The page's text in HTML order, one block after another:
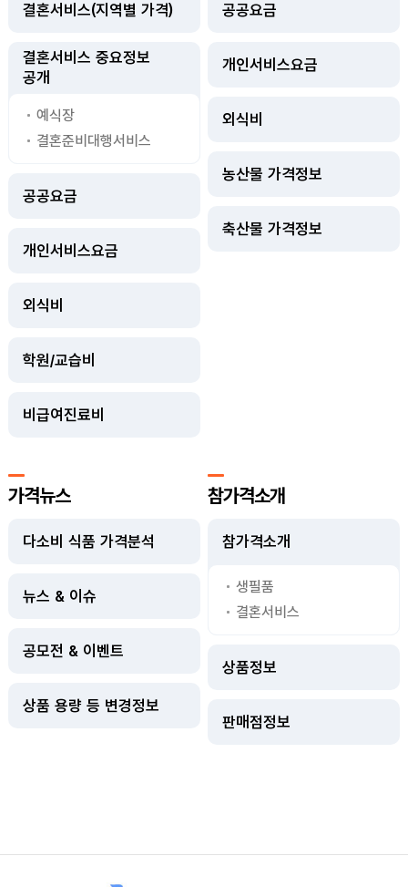
결혼서비스(지역별 가격)
결혼서비스 중요정보
공개
예식장
결혼준비대행서비스
공공요금
개인서비스요금
외식비
학원/교습비
비급여진료비
공공요금
개인서비스요금
외식비
농산물 가격정보
축산물 가격정보
가격뉴스
다소비 식품 가격분석
뉴스 & 이슈
공모전 & 이벤트
상품 용량 등 변경정보
참가격소개
참가격소개
생필품
결혼서비스
상품정보
판매점정보